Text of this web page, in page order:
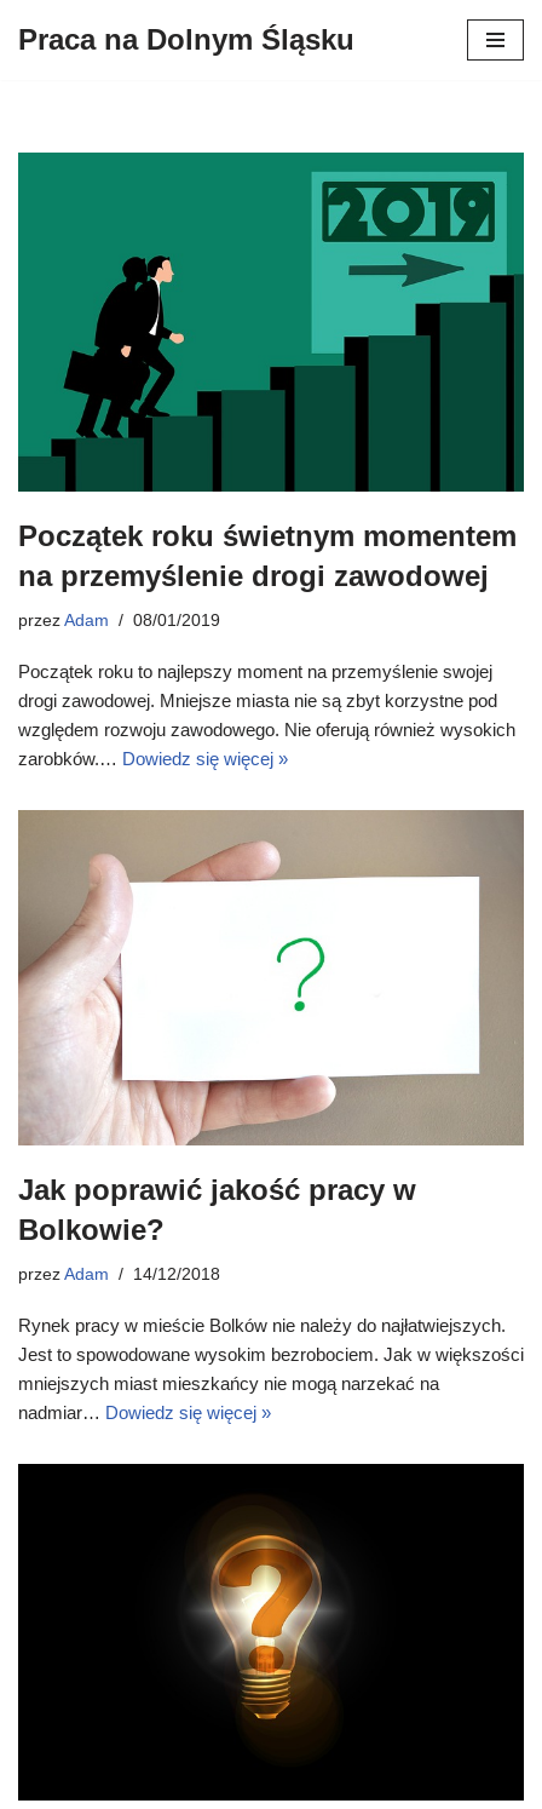
Praca na Dolnym Śląsku
Początek roku świetnym momentem
na przemyślenie drogi zawodowej
przez Adam 08/01/2019
Początek roku to najlepszy moment na przemyślenie swojej
drogi zawodowej. Mniejsze miasta nie są zbyt korzystne pod
względem rozwoju zawodowego. Nie oferują również wysokich
zarobków.… Dowiedz się więcej »
Jak poprawić jakość pracy w
Bolkowie?
przez Adam 14/12/2018
Rynek pracy w mieście Bolków nie należy do najłatwiejszych.
Jest to spowodowane wysokim bezrobociem. Jak w większości
mniejszych miast mieszkańcy nie mogą narzekać na
nadmiar… Dowiedz się więcej »